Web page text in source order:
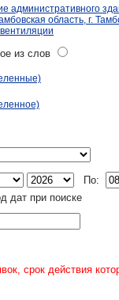
административного
область, г.
из слов
По:
дат при поиске
срок действия